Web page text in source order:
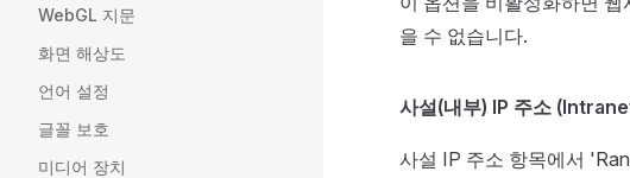
WebGL 지문
화면 해상도
언어 설정
글꼴 보호
미디어 장치
을 수 없습니다.
사설(내부) IP 주소
사설 IP 주소 항목에서